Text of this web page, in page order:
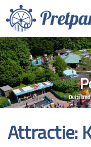
Duitsland
Attractie: